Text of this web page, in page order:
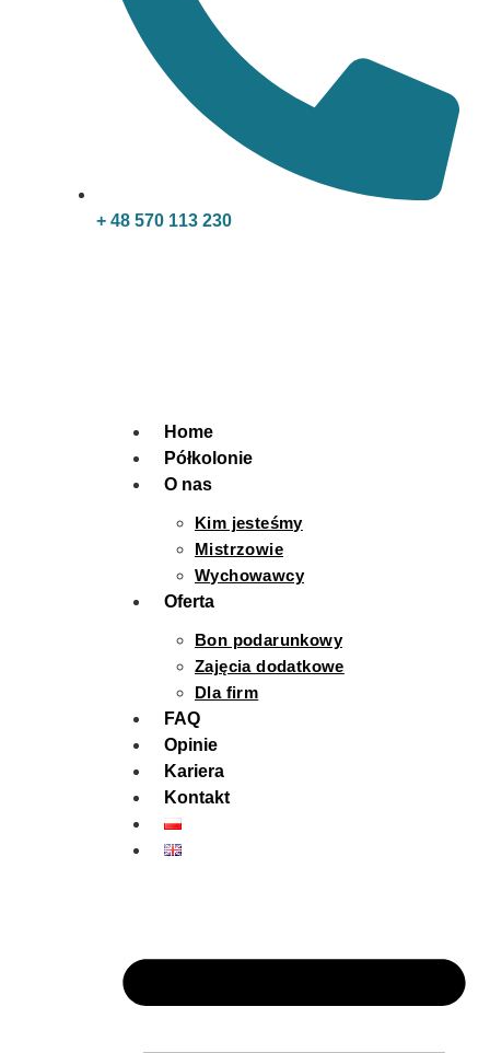
+ 48 570 113 230
Home
Półkolonie
O nas
Kim jesteśmy
Mistrzowie
Wychowawcy
Oferta
Bon podarunkowy
Zajęcia dodatkowe
Dla firm
FAQ
Opinie
Kariera
Kontakt